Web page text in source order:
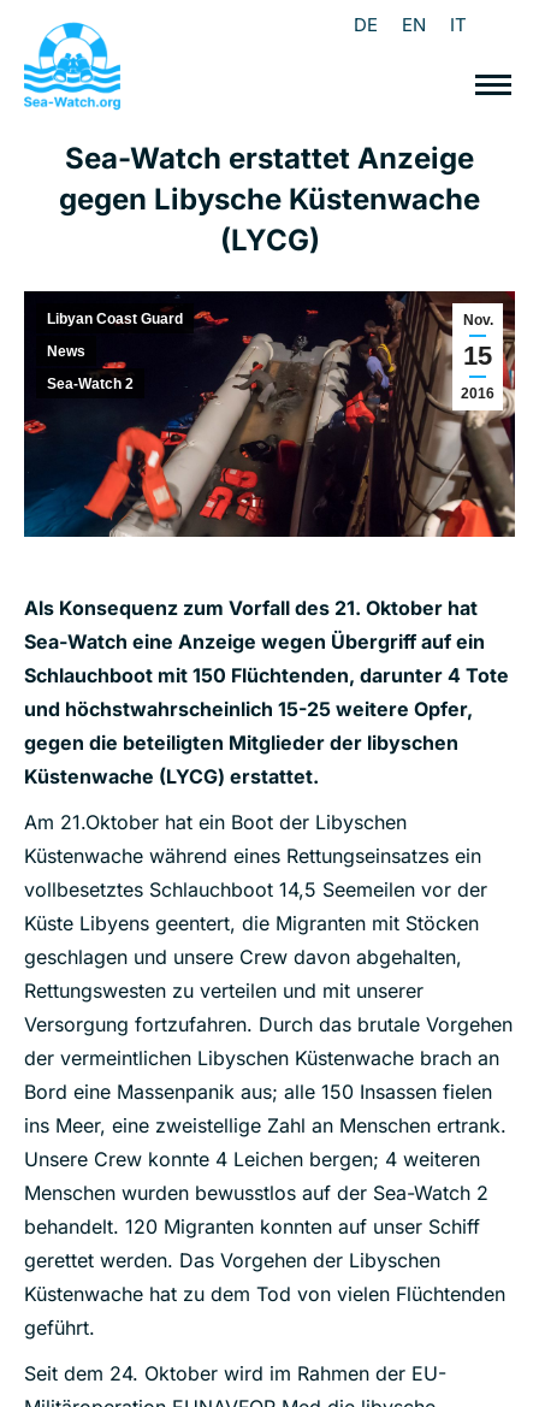
DE EN IT
Sea-Watch erstattet Anzeige
gegen Libysche Küstenwache
(LYCG)
Nov.
15
2016
Libyan Coast Guard
News
Sea-Watch 2
Als Konsequenz zum Vorfall des 21. Oktober hat
Sea-Watch eine Anzeige wegen Übergriff auf ein
Schlauchboot mit 150 Flüchtenden, darunter 4 Tote
und höchstwahrscheinlich 15-25 weitere Opfer,
gegen die beteiligten Mitglieder der libyschen
Küstenwache (LYCG) erstattet.
Am 21.Oktober hat ein Boot der Libyschen
Küstenwache während eines Rettungseinsatzes ein
vollbesetztes Schlauchboot 14,5 Seemeilen vor der
Küste Libyens geentert, die Migranten mit Stöcken
geschlagen und unsere Crew davon abgehalten,
Rettungswesten zu verteilen und mit unserer
Versorgung fortzufahren. Durch das brutale Vorgehen
der vermeintlichen Libyschen Küstenwache brach an
Bord eine Massenpanik aus; alle 150 Insassen fielen
ins Meer, eine zweistellige Zahl an Menschen ertrank.
Unsere Crew konnte 4 Leichen bergen; 4 weiteren
Menschen wurden bewusstlos auf der Sea-Watch 2
behandelt. 120 Migranten konnten auf unser Schiff
gerettet werden. Das Vorgehen der Libyschen
Küstenwache hat zu dem Tod von vielen Flüchtenden
geführt.
Seit dem 24. Oktober wird im Rahmen der EU-